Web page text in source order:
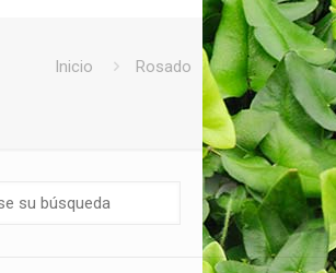
Inicio Rosado